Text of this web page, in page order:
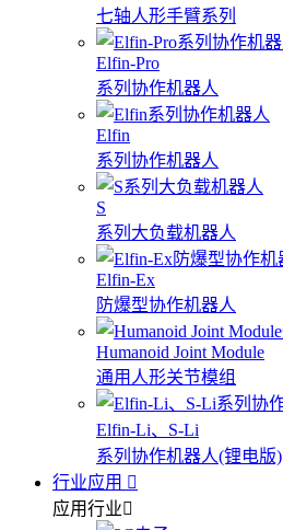
七轴人形手臂系列
Elfin-Pro
系列协作机器人
Elfin
系列协作机器人
S
系列大负载机器人
Elfin-Ex
防爆型协作机器人
Humanoid Joint Module
通用人形关节模组
Elfin-Li、S-Li
系列协作机器人(锂电版)
行业应用
应用行业